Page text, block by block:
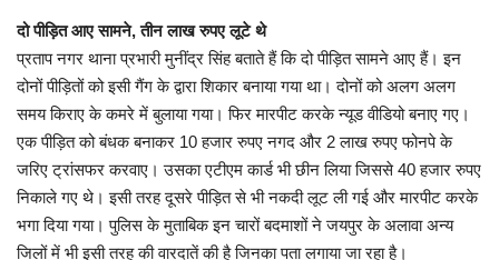
दो पीड़ित आए सामने, तीन लाख रुपए लूटे थे
प्रताप नगर थाना प्रभारी मुनींद्र सिंह बताते हैं कि दो पीड़ित सामने आए हैं। इन
दोनों पीड़ितों को इसी गैंग के द्वारा शिकार बनाया गया था। दोनों को अलग अलग
समय किराए के कमरे में बुलाया गया। फिर मारपीट करके न्यूड वीडियो बनाए गए।
एक पीड़ित को बंधक बनाकर 10 हजार रुपए नगद और 2 लाख रुपए फोनपे के
जरिए ट्रांसफर करवाए। उसका एटीएम कार्ड भी छीन लिया जिससे 40 हजार रुपए
निकाले गए थे। इसी तरह दूसरे पीड़ित से भी नकदी लूट ली गई और मारपीट करके
भगा दिया गया। पुलिस के मुताबिक इन चारों बदमाशों ने जयपुर के अलावा अन्य
जिलों में भी इसी तरह की वारदातें की है जिनका पता लगाया जा रहा है।